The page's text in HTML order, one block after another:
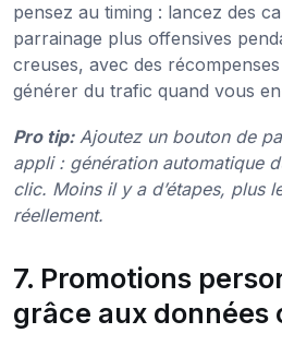
pensez au timing : lancez des
parrainage plus offensives
creuses, avec des
générer du trafic quand vous
Pro tip: Ajoutez un bouton de
appli : génération automatique
clic. Moins il y a d’étapes, plus
réellement.
7. Promotions
grâce aux données